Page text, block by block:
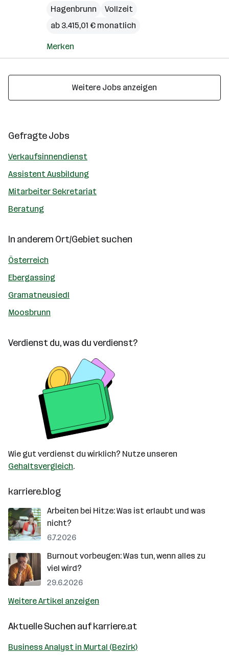
Hagenbrunn
Vollzeit
ab 3.415,01 € monatlich
Merken
Weitere Jobs anzeigen
Gefragte Jobs
Verkaufsinnendienst
Assistent Ausbildung
Mitarbeiter Sekretariat
Beratung
In anderem Ort/Gebiet suchen
Österreich
Ebergassing
Gramatneusiedl
Moosbrunn
Verdienst du, was du verdienst?
Wie gut verdienst du wirklich? Nutze unseren
Gehaltsvergleich.
karriere.blog
Arbeiten bei Hitze: Was ist erlaubt und was
nicht?
6.7.2026
Burnout vorbeugen: Was tun, wenn alles zu
viel wird?
29.6.2026
Weitere Artikel anzeigen
Aktuelle Suchen aufkarriere.at
Business Analyst in Murtal (Bezirk)